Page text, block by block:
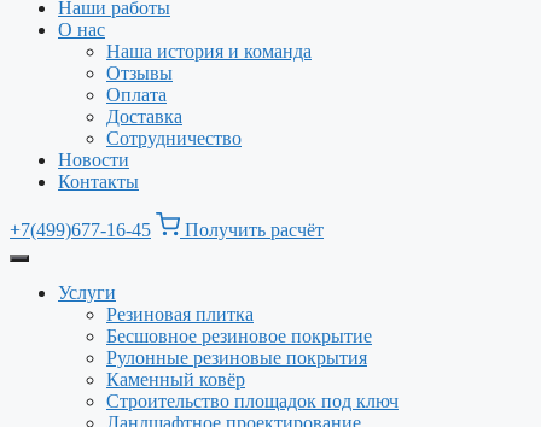
Наши работы
О нас
Наша история и команда
Отзывы
Оплата
Доставка
Сотрудничество
Новости
Контакты
+7(499)677-16-45 Получить расчёт
Услуги
Резиновая плитка
Бесшовное резиновое покрытие
Рулонные резиновые покрытия
Каменный ковёр
Строительство площадок под ключ
Ландшафтное проектирование